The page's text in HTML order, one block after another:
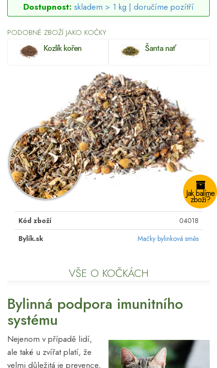
Dostupnost: skladem > 1 kg | doručíme pozítří
PODOBNÉ ZBOŽÍ JAKO KOČKY
Kozlík kořen Šanta nať
Jak balíme
zboží?
Kód zboží
04018
Bylík.sk
Mačky bylinková směs
VŠE O KOČKÁCH
Bylinná podpora imunitního
systému
Nejenom v případě lidí,
ale také u zvířat platí, že
velmi důležitá je prevence,